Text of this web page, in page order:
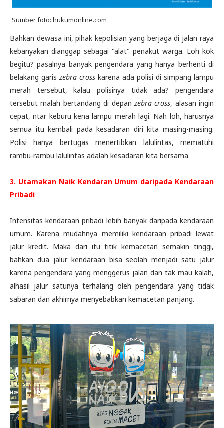
Sumber foto: hukumonline.com
Bahkan dewasa ini, pihak kepolisian yang berjaga di jalan raya
kebanyakan dianggap sebagai "alat" penakut warga. Loh kok
begitu? pasalnya banyak pengendara yang hanya berhenti di
belakang garis zebra cross karena ada polisi di simpang lampu
merah tersebut, kalau polisinya tidak ada? pengendara
tersebut malah bertandang di depan zebra cross, alasan ingin
cepat, ntar keburu kena lampu merah lagi. Nah loh, harusnya
semua itu kembali pada kesadaran diri kita masing-masing.
Polisi hanya bertugas menertibkan lalulintas, mematuhi
rambu-rambu lalulintas adalah kesadaran kita bersama.
3. Utamakan Naik Kendaran Umum daripada Kendaraan
Pribadi
Intensitas kendaraan pribadi lebih banyak daripada kendaraan
umum. Karena mudahnya memiliki kendaraan pribadi lewat
jalur kredit. Maka dari itu titik kemacetan semakin tinggi,
bahkan dua jalur kendaraan bisa seolah menjadi satu jalur
karena pengendara yang menggerus jalan dan tak mau kalah,
alhasil jalur satunya terhalang oleh pengendara yang tidak
sabaran dan akhirnya menyebabkan kemacetan panjang.